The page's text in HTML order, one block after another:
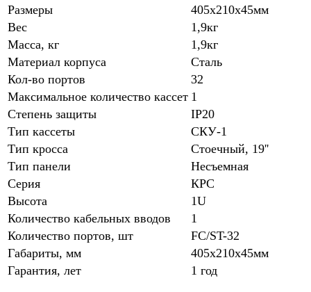
Размеры
405х210х45мм
Вес
1,9кг
Масса, кг
1,9кг
Материал корпуса
Сталь
Кол-во портов
32
Максимальное количество кассет 1
Степень защиты
IP20
Тип кассеты
СКУ-1
Тип кросса
Стоечный, 19''
Тип панели
Несъемная
Серия
КРС
Высота
1U
Количество кабельных вводов
1
Количество портов, шт
FC/ST-32
Габариты, мм
405х210х45мм
Гарантия, лет
1 год